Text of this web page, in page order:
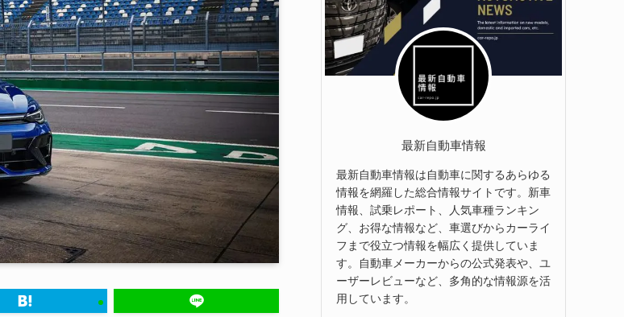
最新自動車情報
最新自動車情報は自動車に関するあらゆる
情報を網羅した総合情報サイトです。新車
情報、試乗レポート、人気車種ランキン
グ、お得な情報など、車選びからカーライ
フまで役立つ情報を幅広く提供していま
す。自動車メーカーからの公式発表や、ユ
ーザーレビューなど、多角的な情報源を活
用しています。